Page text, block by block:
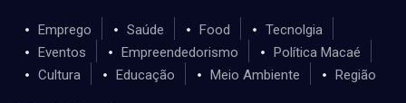
Emprego Saúde Food
Tecnolgia
Eventos
Empreendedorismo
Política Macaé
Cultura
Educação Meio Ambiente Região